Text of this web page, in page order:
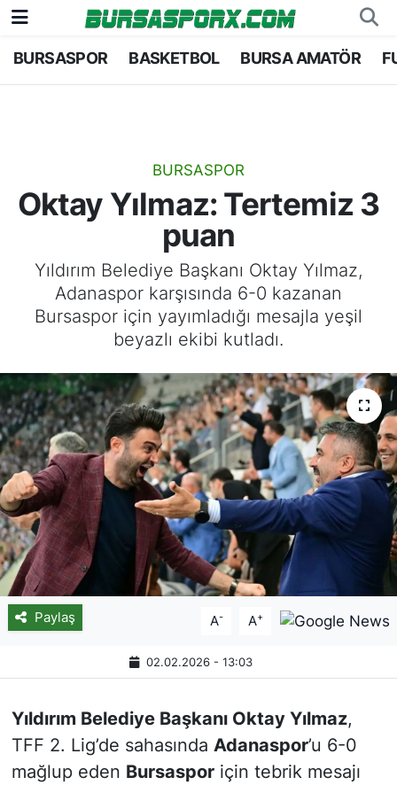
BURSASPOR BASKETBOL BURSA AMATÖR
BURSASPOR
Oktay Yılmaz: Tertemiz 3
puan
Yıldırım Belediye Başkanı Oktay Yılmaz,
Adanaspor karşısında 6-0 kazanan
Bursaspor için yayımladığı mesajla yeşil
beyazlı ekibi kutladı.
Paylaş A- A+
02.02.2026 - 13:03
Yıldırım Belediye Başkanı Oktay Yılmaz,
TFF 2. Lig’de sahasında Adanaspor’u 6-0
mağlup eden Bursasporiçin tebrik mesajı
Bursaspor
Bursa Amatör
Voleybol
Bursa Nöbetçi Eczaneler
Bursa Trafik Yoğunluk Haritası
TFF 1.Lig Puan Durumu ve Fikstür
Tüm Manşetler
Son Dakika Haberleri
Haber Arşivi